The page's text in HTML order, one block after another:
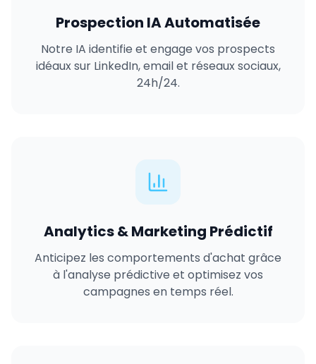
Prospection IA Automatisée
Notre IA identifie et engage vos prospects
idéaux sur LinkedIn, email et réseaux sociaux,
24h/24.
Analytics & Marketing Prédictif
Anticipez les comportements d'achat grâce
à l'analyse prédictive et optimisez vos
campagnes en temps réel.